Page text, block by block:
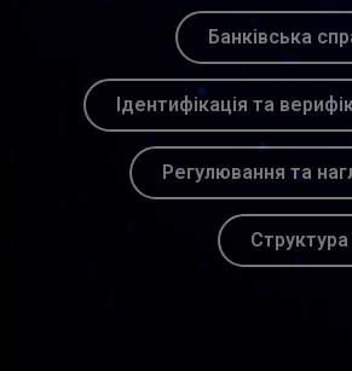
Банківська
Ідентифікація та
Регулювання та
Структура